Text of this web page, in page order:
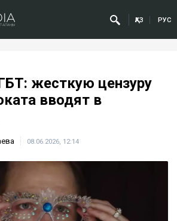
ҚАЗ РУС
жесткую цензуру
вводят в
08.06.2026, 12:14